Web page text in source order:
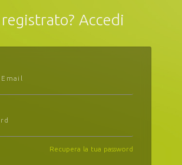
registrato? Accedi
Recupera la tua password